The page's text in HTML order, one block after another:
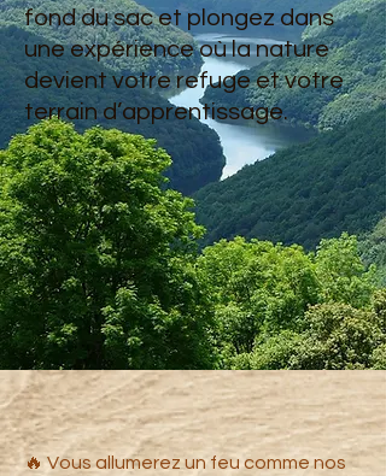
fond du sac et plongez dans
une expérience où la nature
devient votre refuge et votre
terrain d’apprentissage.
🔥 Vous allumerez un feu comme nos